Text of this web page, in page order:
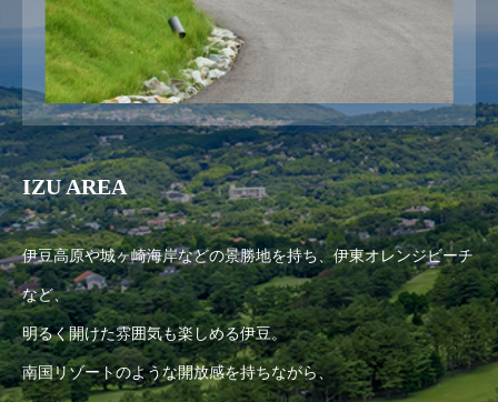
IZU AREA
伊豆高原や城ヶ崎海岸などの景勝地を持ち、伊東オレンジビーチ
など、
明るく開けた雰囲気も楽しめる伊豆。
南国リゾートのような開放感を持ちながら、